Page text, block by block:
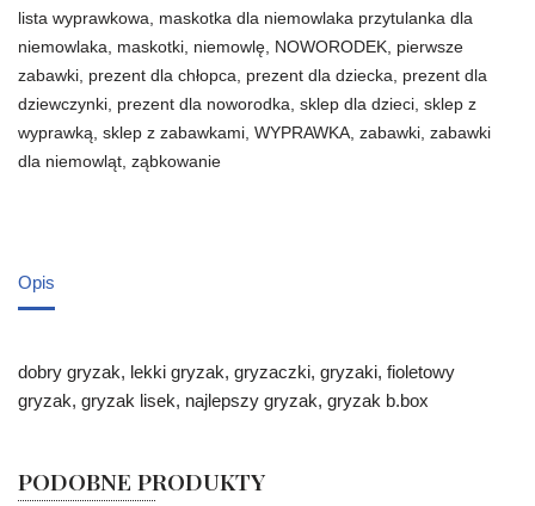
lista wyprawkowa
maskotka dla niemowlaka przytulanka dla
niemowlaka
maskotki niemowlę NOWORODEK pierwsze
zabawki prezent dla chłopca prezent dla dziecka
prezent dla
dziewczynki prezent dla noworodka sklep dla dzieci sklep z
wyprawką sklep z zabawkami WYPRAWKA zabawki zabawki
dla niemowląt ząbkowanie
Opis
dobry gryzak, lekki gryzak, gryzaczki, gryzaki, fioletowy
gryzak, gryzak lisek, najlepszy gryzak, gryzak b.box
PODOBNE PRODUKTY